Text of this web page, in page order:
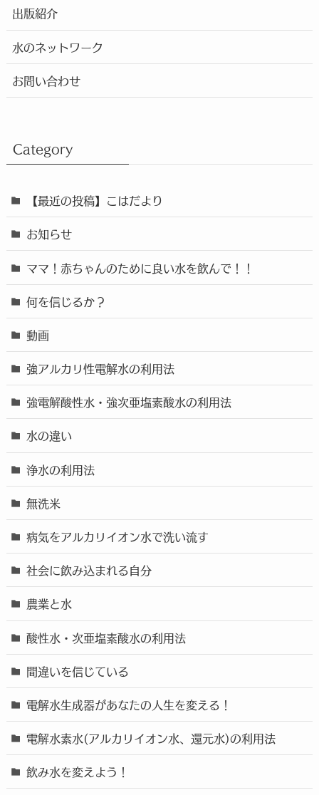
出版紹介
水のネットワーク
お問い合わせ
Category
【最近の投稿】こはだより
お知らせ
ママ！赤ちゃんのために良い水を飲んで！！
何を信じるか？
動画
強アルカリ性電解水の利用法
強電解酸性水・強次亜塩素酸水の利用法
水の違い
浄水の利用法
無洗米
病気をアルカリイオン水で洗い流す
社会に飲み込まれる自分
農業と水
酸性水・次亜塩素酸水の利用法
間違いを信じている
電解水生成器があなたの人生を変える！
電解水素水(アルカリイオン水、還元水)の利用法
飲み水を変えよう！